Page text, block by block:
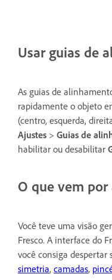
Usar guias de
As guias de
rapidamente o objeto
(centro, esquerda,
Ajustes > Guias de
habilitar ou desabilitar
O que vem por
Você teve uma visão
Fresco. A interface do
você consiga
simetria, camadas,